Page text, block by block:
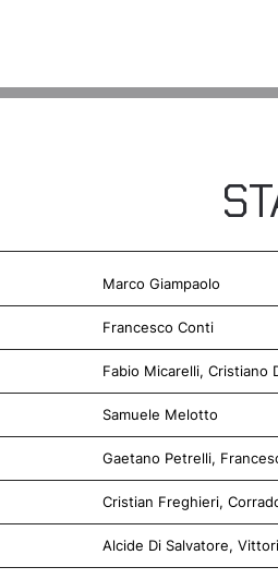
Marco Giampaolo
Francesco Conti
Fabio Micarelli, Cristiano
Samuele Melotto
Gaetano Petrelli,
Cristian Freghieri,
Alcide Di Salvatore,